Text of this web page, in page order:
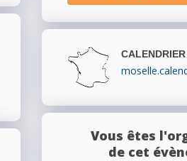
Vous êtes
de cet